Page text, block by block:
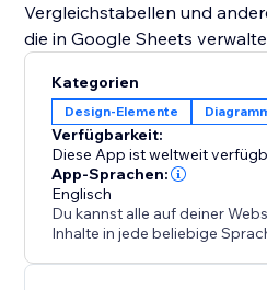
Vergleichstabellen und
die in Google Sheets
Kategorien
Design-Elemente
Verfügbarkeit:
Diese App ist weltweit
App-Sprachen:
Englisch
Du kannst alle auf deiner
Inhalte in jede beliebige